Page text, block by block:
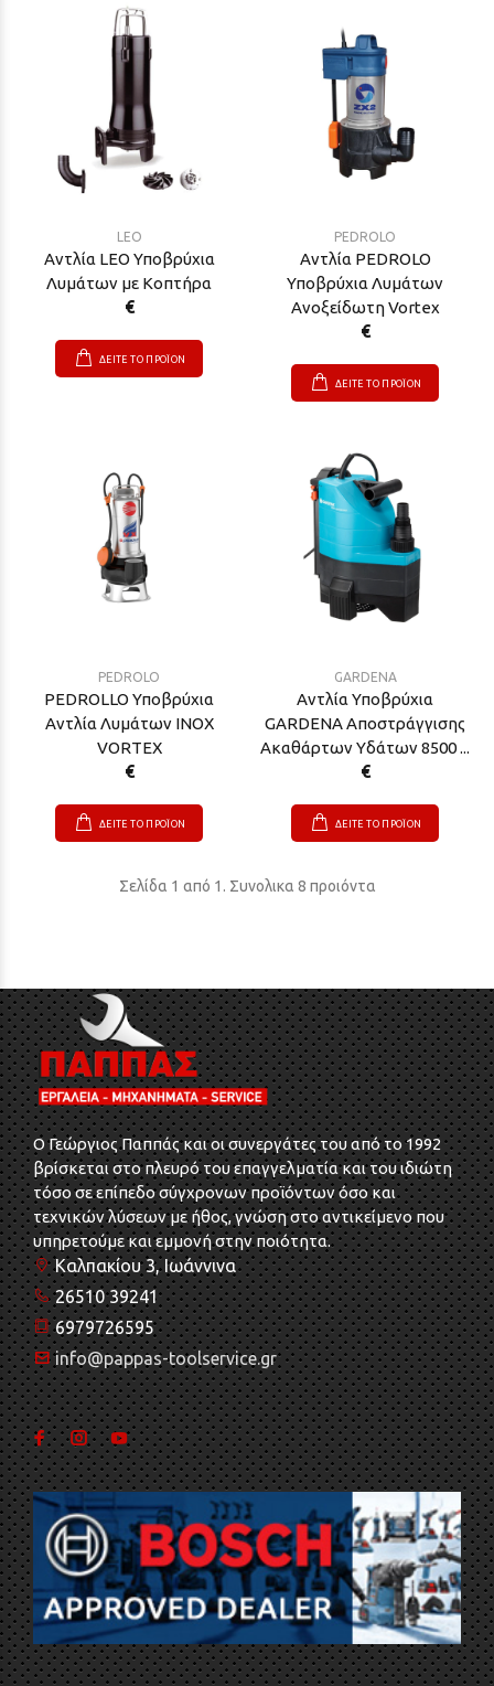
LEO
Αντλία LEO Υποβρύχια
Λυμάτων με Κοπτήρα
€
ΔΕΙΤΕ ΤΟ ΠΡΟΪΟΝ
PEDROLO
Aντλία PEDROLO
Υποβρύχια Λυμάτων
Ανοξείδωτη Vortex
€
ΔΕΙΤΕ ΤΟ ΠΡΟΪΟΝ
PEDROLO
PEDROLLO Υποβρύχια
Αντλία Λυμάτων INOX
VORTEX
€
ΔΕΙΤΕ ΤΟ ΠΡΟΪΟΝ
GARDENA
Αντλία Υποβρύχια
GARDENA Αποστράγγισης
Ακαθάρτων Υδάτων 8500 ...
€
ΔΕΙΤΕ ΤΟ ΠΡΟΪΟΝ
Σελίδα 1 από 1. Συνολικα 8 προιόντα
O Γεώργιος Παππάς και οι συνεργάτες του από το 1992
βρίσκεται στο πλευρό του επαγγελματία και του ιδιώτη
τόσο σε επίπεδο σύγχρονων προϊόντων όσο και
τεχνικών λύσεων με ήθος, γνώση στο αντικείμενο που
υπηρετούμε και εμμονή στην ποιότητα.
Καλπακίου 3, Ιωάννινα
26510 39241
6979726595
info@pappas-toolservice.gr